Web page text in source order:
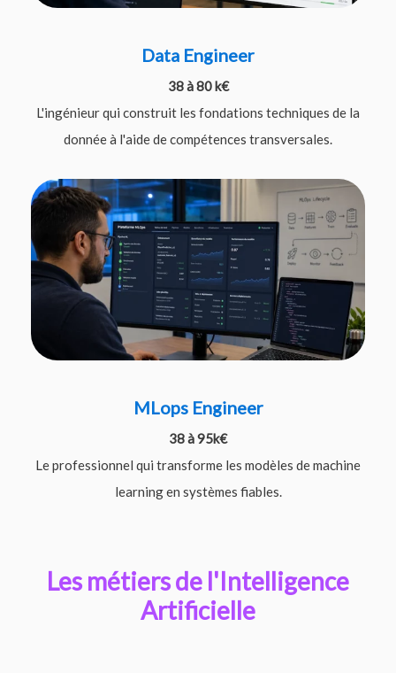
Data Engineer
38 à 80 k€
L'ingénieur qui construit les fondations techniques de la
donnée à l'aide de compétences transversales.
MLops Engineer
38 à 95k€
Le professionnel qui transforme les modèles de machine
learning en systèmes fiables.
Les métiers de l'Intelligence
Artificielle